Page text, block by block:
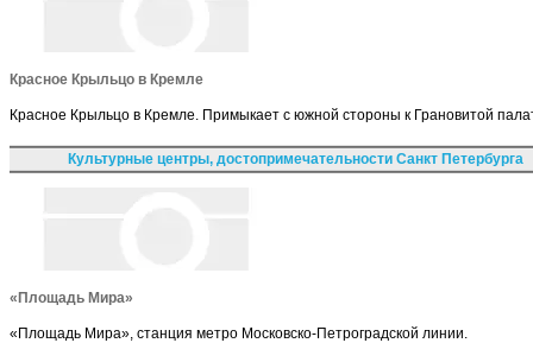
Красное Крыльцо в Кремле
Красное Крыльцо в Кремле. Примыкает с южной стороны к Грановитой
Культурные центры, достопримечательности Санкт Петербурга
«Площадь Мира»
«Площадь Мира», станция метро Московско-Петроградской линии.